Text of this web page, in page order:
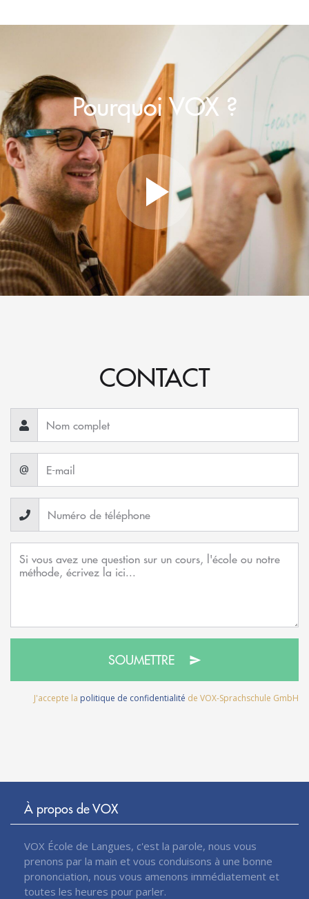
Pourquoi VOX ?
CONTACT
@
SOUMETTRE
J'accepte la politique de confidentialité de VOX-Sprachschule GmbH
À propos de VOX
VOX École de Langues, c'est la parole, nous vous
prenons par la main et vous conduisons à une bonne
prononciation, nous vous amenons immédiatement et
toutes les heures pour parler.